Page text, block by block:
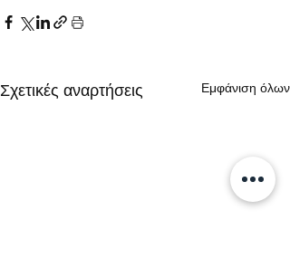
Σχετικές αναρτήσεις Εμφάνιση όλων